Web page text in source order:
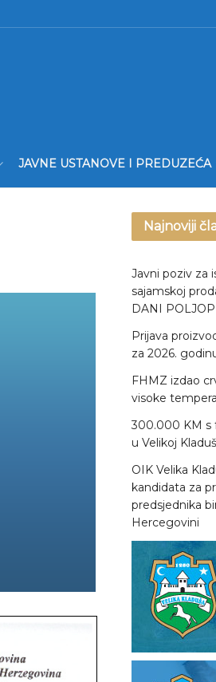
JAVNE USTANOVE I PREDUZEĆA
Najnoviji
Javni poziv za
sajamskoj
DANI
Prijava
za 2026.
FHMZ izdao
visoke
300.000 KM s
u Velikoj
OIK Velika
kandidata za
predsjednika
Hercegovini